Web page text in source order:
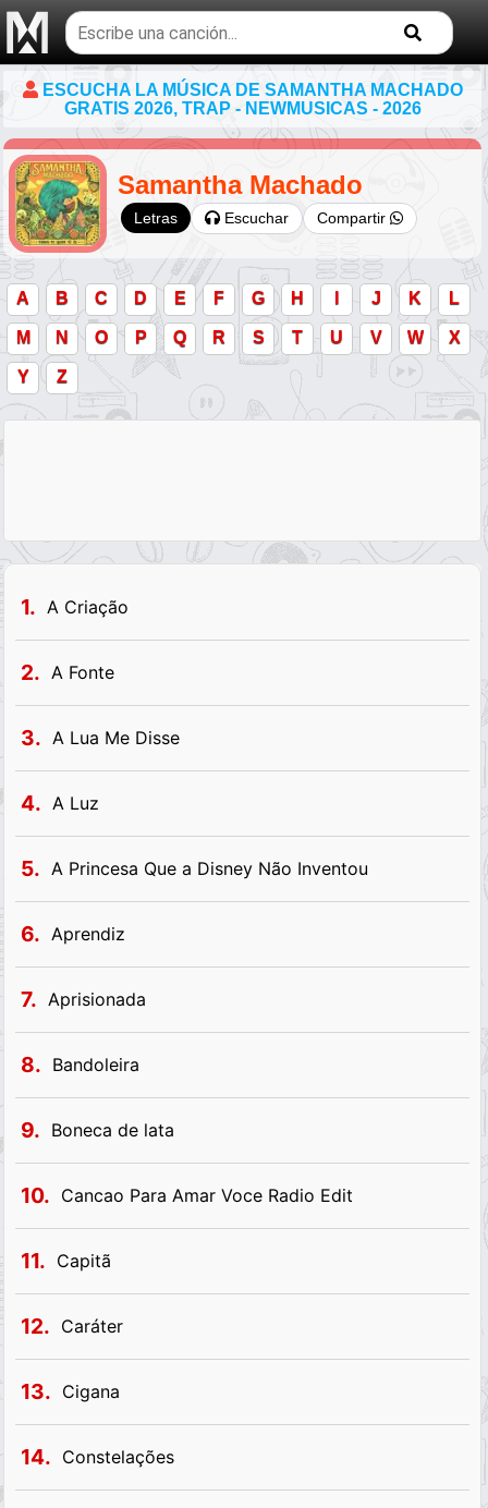
Buscar
temas
musicales
ESCUCHA LA MÚSICA DE SAMANTHA MACHADO
GRATIS 2026, TRAP - NEWMUSICAS - 2026
Samantha Machado
Letras Escuchar Compartir
A B C D E F G H I J K L
M N O P Q R S T U V W X
Y Z
1. A Criação
2. A Fonte
3. A Lua Me Disse
4. A Luz
5. A Princesa Que a Disney Não Inventou
6. Aprendiz
7. Aprisionada
8. Bandoleira
9. Boneca de lata
10. Cancao Para Amar Voce Radio Edit
11. Capitã
12. Caráter
13. Cigana
14. Constelações